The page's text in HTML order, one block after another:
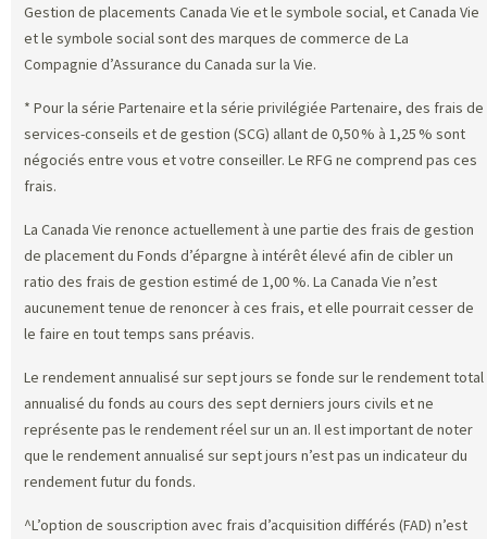
Gestion de placements Canada Vie et le symbole social, et Canada Vie
et le symbole social sont des marques de commerce de La
Compagnie d’Assurance du Canada sur la Vie.
* Pour la série Partenaire et la série privilégiée Partenaire, des frais de
services-conseils et de gestion (SCG) allant de 0,50 % à 1,25 % sont
négociés entre vous et votre conseiller. Le RFG ne comprend pas ces
frais.
La Canada Vie renonce actuellement à une partie des frais de gestion
de placement du Fonds d’épargne à intérêt élevé afin de cibler un
ratio des frais de gestion estimé de 1,00 %. La Canada Vie n’est
aucunement tenue de renoncer à ces frais, et elle pourrait cesser de
le faire en tout temps sans préavis.
Le rendement annualisé sur sept jours se fonde sur le rendement total
annualisé du fonds au cours des sept derniers jours civils et ne
représente pas le rendement réel sur un an. Il est important de noter
que le rendement annualisé sur sept jours n’est pas un indicateur du
rendement futur du fonds.
^L’option de souscription avec frais d’acquisition différés (FAD) n’est